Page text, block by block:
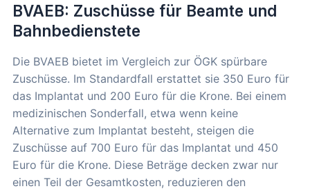
BVAEB: Zuschüsse für Beamte und
Bahnbedienstete
Die BVAEB bietet im Vergleich zur ÖGK spürbare
Zuschüsse. Im Standardfall erstattet sie 350 Euro für
das Implantat und 200 Euro für die Krone. Bei einem
medizinischen Sonderfall, etwa wenn keine
Alternative zum Implantat besteht, steigen die
Zuschüsse auf 700 Euro für das Implantat und 450
Euro für die Krone. Diese Beträge decken zwar nur
einen Teil der Gesamtkosten, reduzieren den